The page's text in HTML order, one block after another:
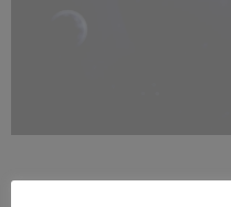
CONTACTS
MUSIQUE